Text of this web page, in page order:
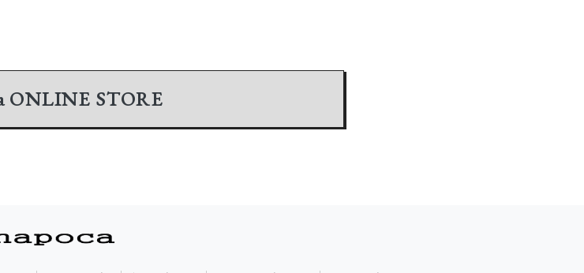
ONLINE STORE